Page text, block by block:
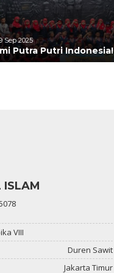
Sep 2025
Putra Putri Indonesia!
ISLAM
VIII
Duren Sawit
Jakarta Timur